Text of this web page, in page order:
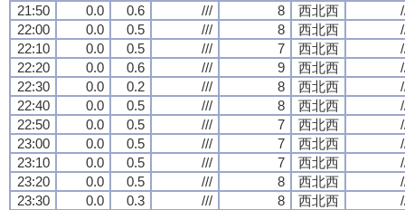
21:50
0.0 0.6 /// 8 西北西
22:00
0.0 0.5 /// 8 西北西
22:10
0.0 0.5 /// 7 西北西
22:20
0.0 0.6 /// 9 西北西
22:30
0.0 0.2 /// 8 西北西
22:40
0.0 0.5 /// 8 西北西
22:50
0.0 0.5 /// 7 西北西
23:00
0.0 0.5 /// 7 西北西
23:10
0.0 0.5 /// 7 西北西
23:20
0.0 0.5 /// 8 西北西
23:30
0.0 0.3 /// 8 西北西